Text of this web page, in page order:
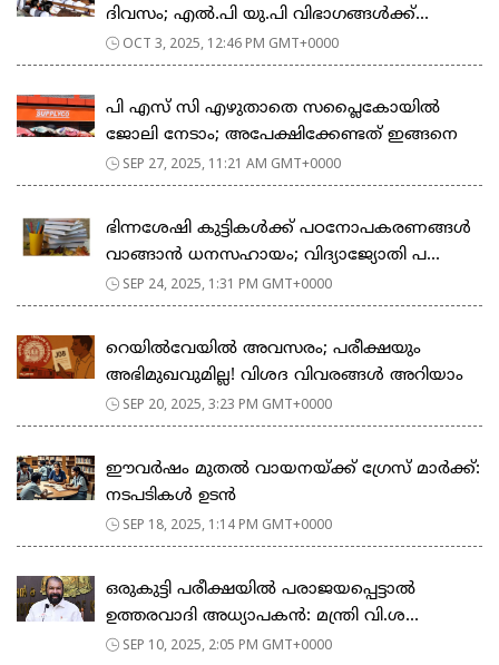
ദിവസം; എൽ.പി യു.പി വിഭാ​ഗങ്ങൾക്ക്...
OCT 3, 2025, 12:46 PM GMT+0000
പി എസ് സി എഴുതാതെ സപ്ലൈകോയിൽ
ജോലി നേടാം; അപേക്ഷിക്കേണ്ടത് ഇങ്ങനെ
SEP 27, 2025, 11:21 AM GMT+0000
ഭിന്നശേഷി കുട്ടികൾക്ക് പഠനോപകരണങ്ങൾ
വാങ്ങാൻ ധനസഹായം; വിദ്യാജ്യോതി പ...
SEP 24, 2025, 1:31 PM GMT+0000
റെയിൽവേയിൽ അവസരം; പരീക്ഷയും
അഭിമുഖവുമില്ല! വിശദ വിവരങ്ങൾ അറിയാം
SEP 20, 2025, 3:23 PM GMT+0000
ഈവർഷം മുതൽ വായനയ്ക്ക് ഗ്രേസ് മാർക്ക്:
നടപടികൾ ഉടൻ
SEP 18, 2025, 1:14 PM GMT+0000
ഒരുകുട്ടി പരീക്ഷയിൽ പരാജയപ്പെട്ടാൽ
ഉത്തരവാദി അധ്യാപകൻ: മന്ത്രി വി.ശ...
SEP 10, 2025, 2:05 PM GMT+0000